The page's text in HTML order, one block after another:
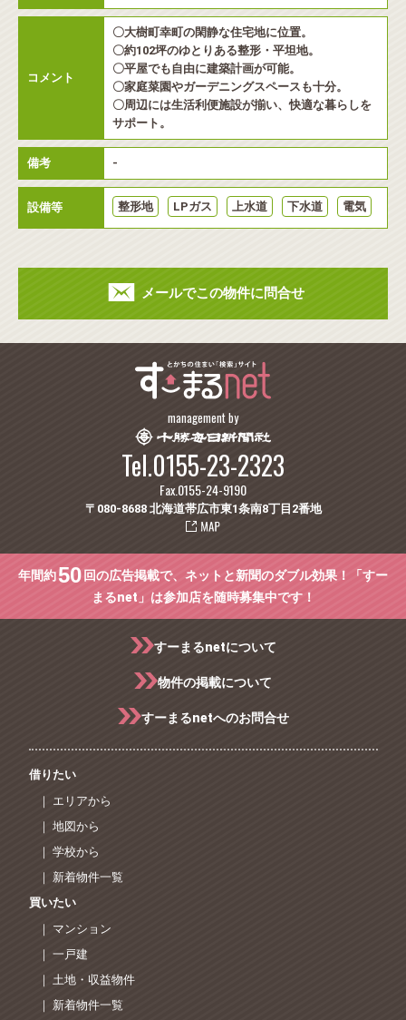
コメント
〇大樹町幸町の閑静な住宅地に位置。
〇約102坪のゆとりある整形・平坦地。
〇平屋でも自由に建築計画が可能。
〇家庭菜園やガーデニングスペースも十分。
〇周辺には生活利便施設が揃い、快適な暮らしを
サポート。
備考 -
設備等 整形地 LPガス 上水道 下水道 電気
メールでこの物件に問合せ
management by
Tel.0155-23-2323
Fax.0155-24-9190
〒080-8688 北海道帯広市東1条南8丁目2番地
年間約50 回の広告掲載で、ネットと新聞のダブル効果！「すー
まるnet」は参加店を随時募集中です！
すーまるnetについて
物件の掲載について
すーまるnetへのお問合せ
借りたい
｜ エリアから
｜ 地図から
｜ 学校から
｜ 新着物件一覧
買いたい
｜ マンション
｜ 一戸建
｜ 土地・収益物件
｜ 新着物件一覧